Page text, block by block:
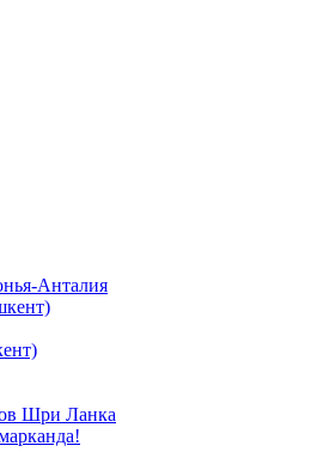
Анталия
Шри Ланка